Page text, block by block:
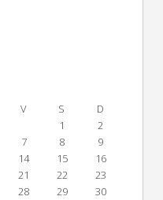
V S
D
1
2
7 8
9
14 15
16
21 22
23
28 29
30